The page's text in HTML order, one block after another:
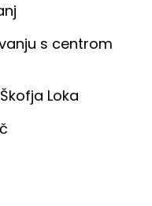
s centrom
Loka